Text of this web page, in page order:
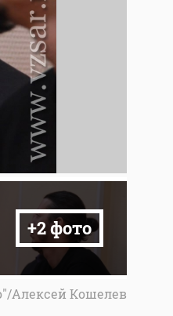
+2 фото
Алексей Кошелев